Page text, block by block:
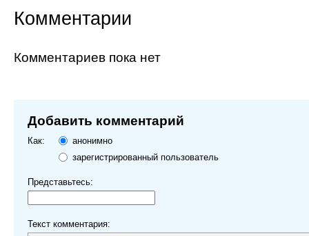
Комментарии
Комментариев пока нет
Добавить комментарий
Как:
анонимно
зарегистрированный пользователь
Представьтесь:
Текст комментария: